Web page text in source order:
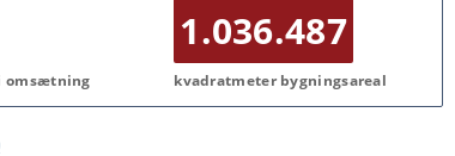
omsætning
1.036.487
kvadratmeter bygningsareal